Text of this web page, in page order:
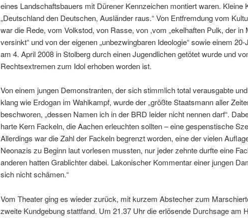
eines Landschaftsbauers mit Dürener Kennzeichen montiert waren. Kleine
„Deutschland den Deutschen, Ausländer raus.“ Von Entfremdung vom
war die Rede, vom Volkstod, von Rasse, von ,vom „ekelhaften Pulk, der in
versinkt“ und von der eigenen „unbezwingbaren Ideologie“ sowie einem
am 4. April 2008 in Stolberg durch einen Jugendlichen getötet wurde und
Rechtsextremen zum Idol erhoben worden ist.
Von einem jungen Demonstranten, der sich stimmlich total verausgabte
klang wie Erdogan im Wahlkampf, wurde der „größte Staatsmann aller
beschworen, „dessen Namen ich in der BRD leider nicht nennen darf“.
harte Kern Fackeln, die Aachen erleuchten sollten – eine gespenstische
Allerdings war die Zahl der Fackeln begrenzt worden, eine der vielen
Neonazis zu Beginn laut vorlesen mussten, nur jeder zehnte durfte eine
anderen hatten Grablichter dabei. Lakonischer Kommentar einer jungen
sich nicht schämen.“
Vom Theater ging es wieder zurück, mit kurzem Abstecher zum
zweite Kundgebung stattfand. Um 21.37 Uhr die erlösende Durchsage am